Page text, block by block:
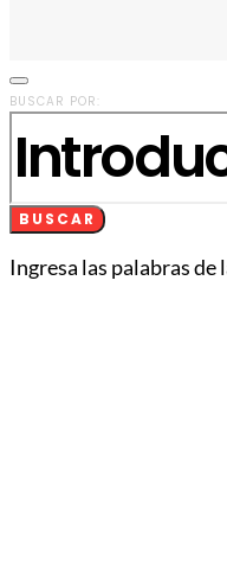
BUSCAR POR:
BUSCAR
Ingresa las palabras de